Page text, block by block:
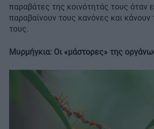
παραβάτες της κοινότητάς τους όταν
παραβαίνουν τους κανόνες και
τους.
Μυρμήγκια: Οι «μάστορες» της